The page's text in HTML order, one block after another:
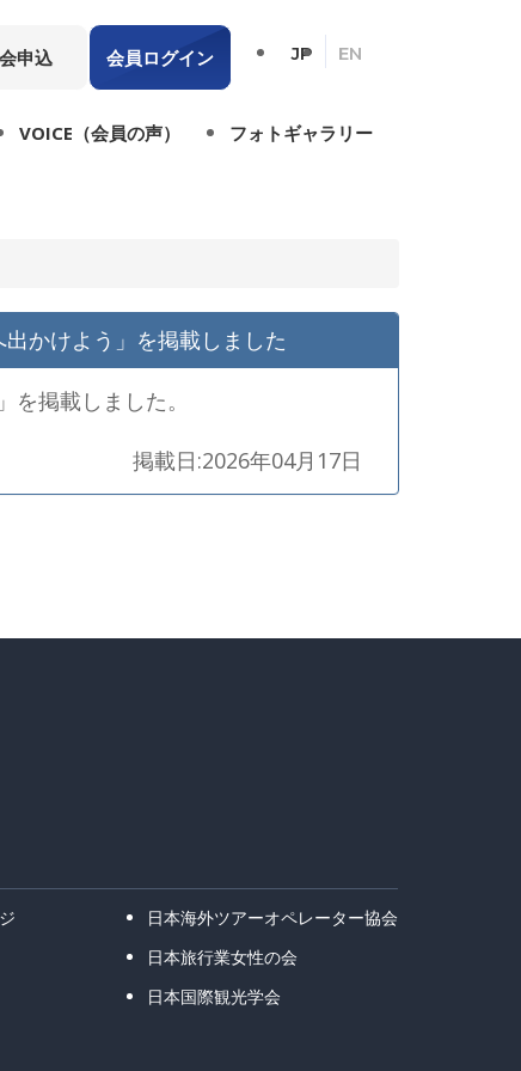
申込 会員ログイン JP EN
VOICE（会員の声） フォトギャラリー
かけよう」を掲載しました
掲載しました。
掲載日:2026年04月17日
日本海外ツアーオペレーター協会
日本旅行業女性の会
日本国際観光学会